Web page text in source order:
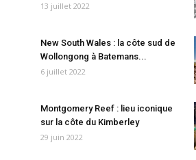
13 juillet 2022
New South Wales : la côte sud de
Wollongong à Batemans...
6 juillet 2022
Montgomery Reef : lieu iconique
sur la côte du Kimberley
29 juin 2022